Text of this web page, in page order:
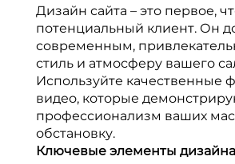
Дизайн сайта – это первое,
потенциальный клиент. Он
современным,
стиль и атмосферу вашего
Используйте качественные
видео, которые
профессионализм ваших
обстановку.
Ключевые элементы